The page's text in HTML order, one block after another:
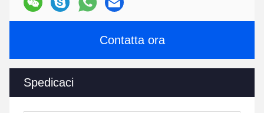
Contatta ora
Spedicaci